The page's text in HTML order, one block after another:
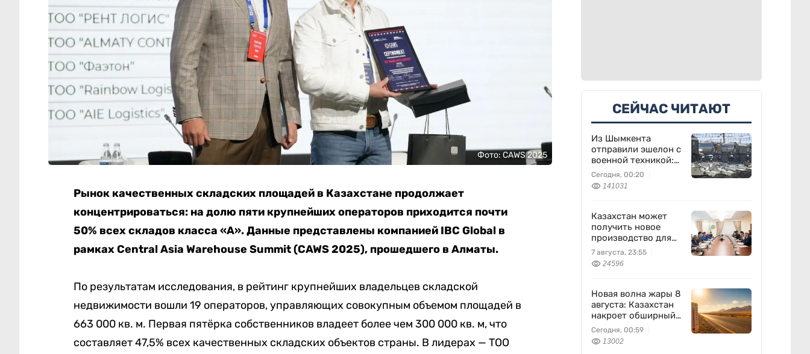
Фото: CAWS 2025
Рынок качественных складских площадей в Казахстане продолжает
концентрироваться: на долю пяти крупнейших операторов приходится почти
50% всех складов класса «А». Данные представлены компанией IBC Global в
рамках Central Asia Warehouse Summit (CAWS 2025), прошедшего в Алматы.
По результатам исследования, в рейтинг крупнейших владельцев складской
недвижимости вошли 19 операторов, управляющих совокупным объемом площадей в
663 000 кв. м. Первая пятёрка собственников владеет более чем 300 000 кв. м, что
составляет 47,5% всех качественных складских объектов страны. В лидерах — TOO
СЕЙЧАС ЧИТАЮТ
Из Шымкента
отправили эшелон с
военной техникой:
что известно
Сегодня, 00:20
141031
Казахстан может
получить новое
производство для
химпрома и
энергетики
7 августа, 23:55
24596
Новая волна жары 8
августа: Казахстан
накроет обширный
антициклон
Сегодня, 00:59
13002